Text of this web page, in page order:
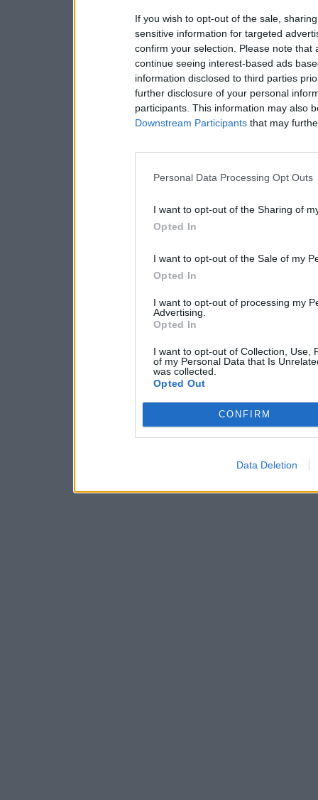
If you wish to opt-out of the sale,
sensitive information for targeted
confirm your selection. Please note
continue seeing interest-based ads
information disclosed to third parties
further disclosure of your personal
participants. This information may also
Downstream Participants that may
Personal Data Processing Opt Outs
I want to opt-out of the Sharing of
Opted In
I want to opt-out of the Sale of my
Opted In
I want to opt-out of processing my
Advertising.
Opted In
I want to opt-out of Collection, Use,
of my Personal Data that Is
was collected.
Opted Out
CONFIRM
Data Deletion